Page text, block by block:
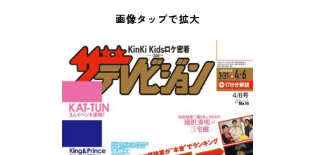
画像タップで拡大